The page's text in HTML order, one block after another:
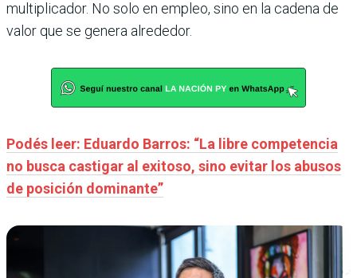
multiplicador. No solo en empleo, sino en la cadena de
valor que se genera alrededor.
Podés leer: Eduardo Barros: “La libre competencia
no busca castigar al exitoso, sino evitar los abusos
de posición dominante”